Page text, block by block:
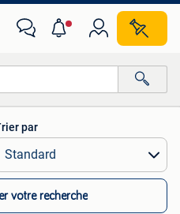
distances…
par
votre recherche